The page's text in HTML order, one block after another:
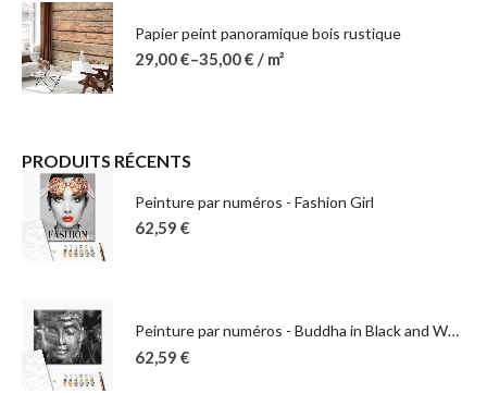
Papier peint panoramique bois rustique
29,00€–35,00€ / m²
PRODUITS RÉCENTS
Peinture par numéros - Fashion Girl
62,59 €
Peinture par numéros - Buddha in Black and White
62,59 €